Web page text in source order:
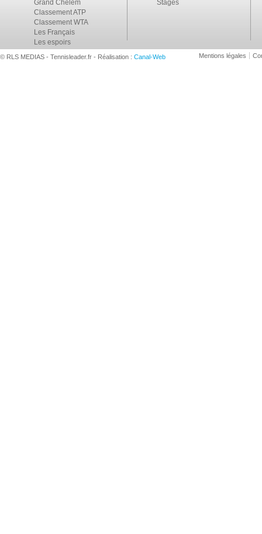
Grand Chelem
Classement ATP
Classement WTA
Les Français
Les espoirs
Stages
© RLS MEDIAS - Tennisleader.fr - Réalisation : Canal-Web Mentions légales